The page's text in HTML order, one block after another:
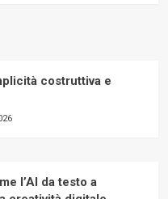
costruttiva e
l’AI da testo a